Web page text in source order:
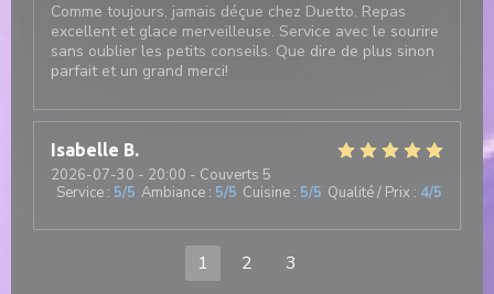
Comme toujours, jamais déçue chez Duetto. Repas
excellent et glace merveilleuse. Service avec le sourire
sans oublier les petits conseils. Que dire de plus sinon
parfait et un grand merci!
Isabelle B
2026-07-30 - 20:00 - Couverts 5
Service : 5/5 Ambiance : 5/5 Cuisine : 5/5 Qualité / Prix : 4/5
1 2 3